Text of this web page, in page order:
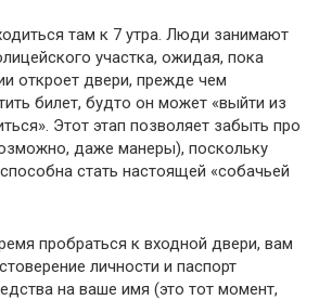
там к 7 утра. Люди занимают
участка, ожидая, пока
откроет двери, прежде чем
билет, будто он может «выйти из
Этот этап позволяет забыть про
даже манеры), поскольку
стать настоящей «собачьей
пробраться к входной двери, вам
личности и паспорт
на ваше имя (это тот момент,